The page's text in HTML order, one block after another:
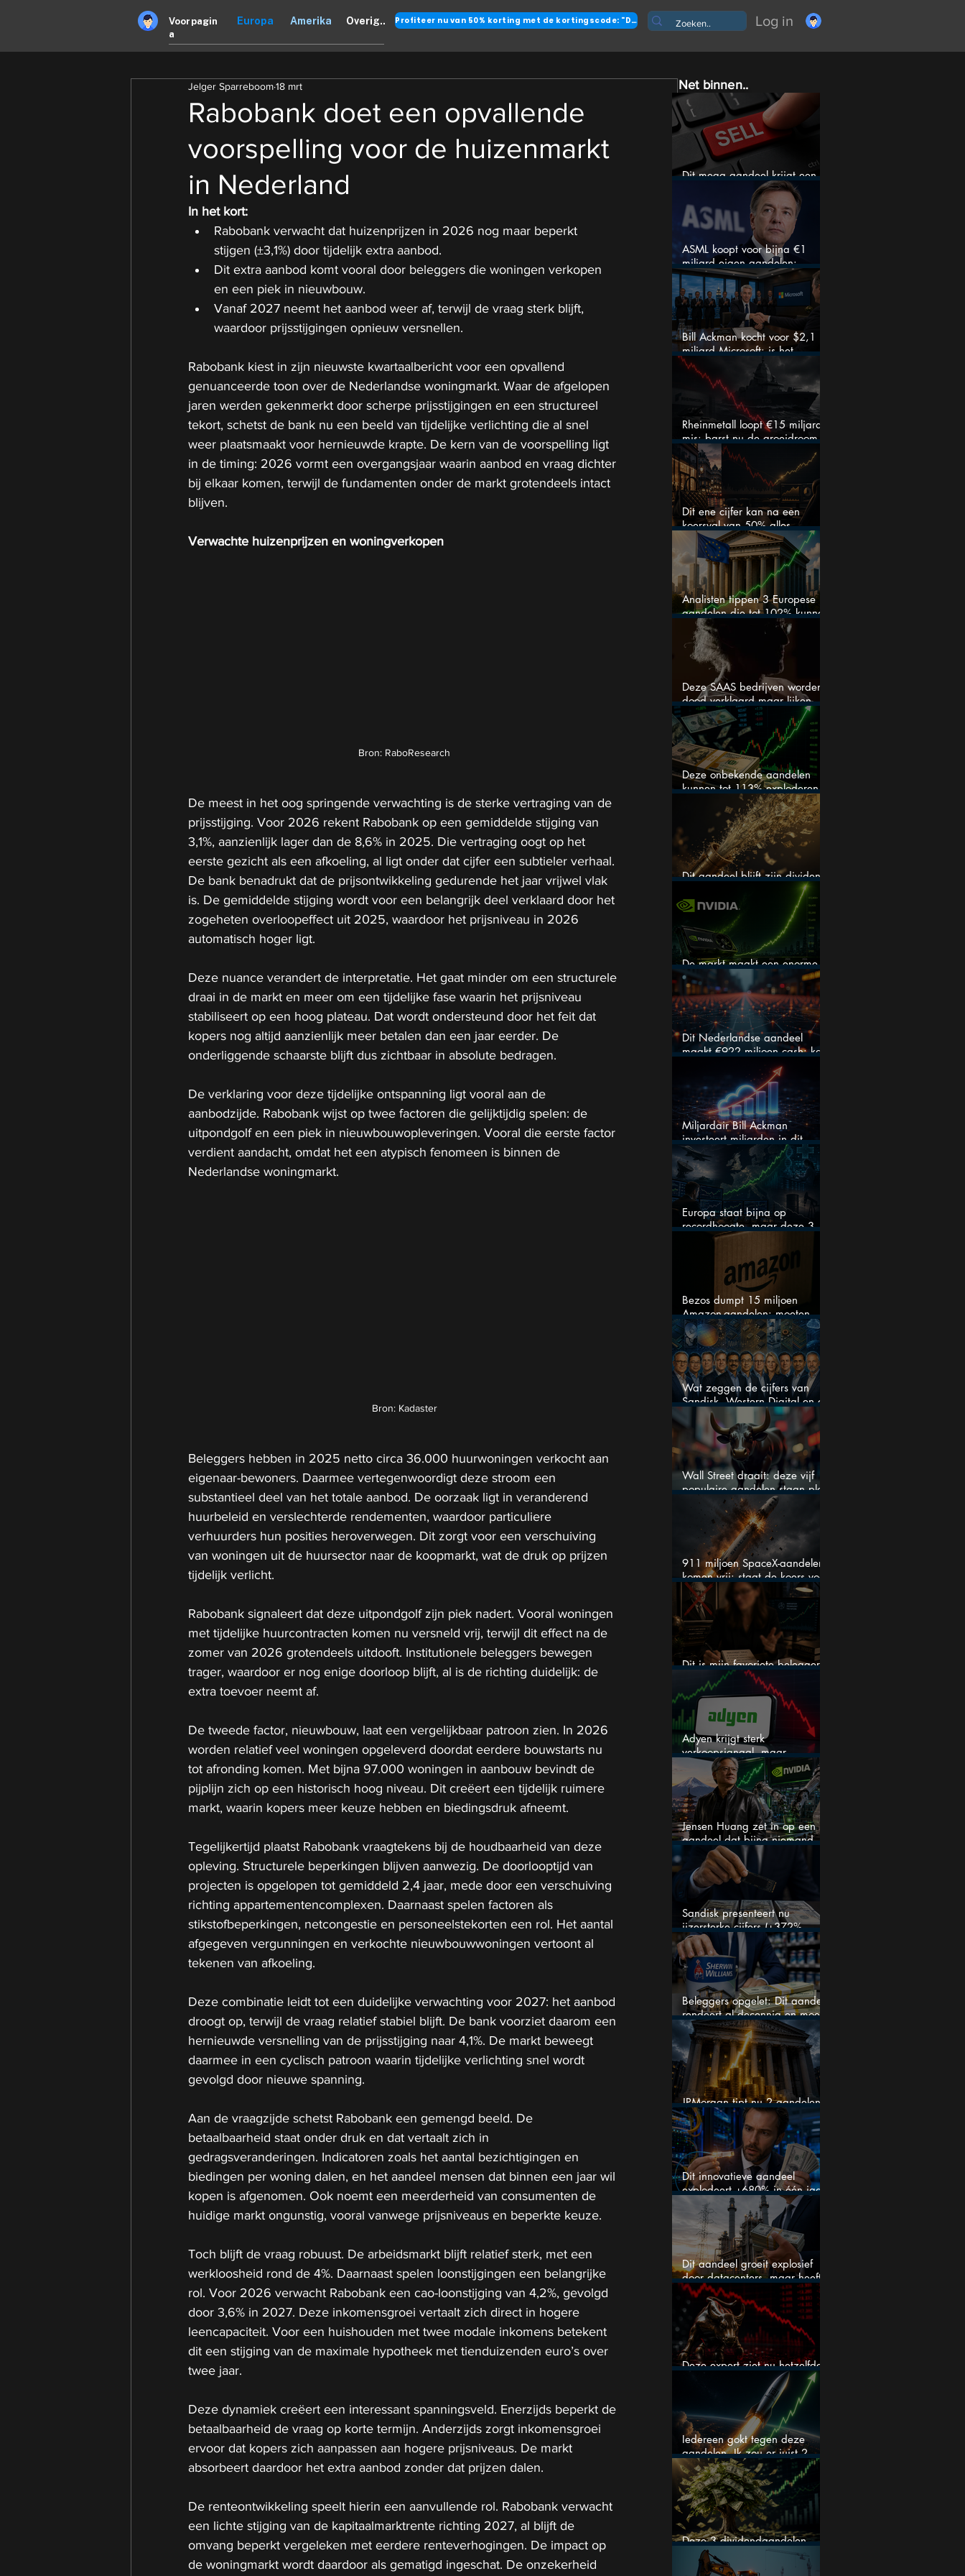
Voorpagin
a
Europa Amerika Overig.. Profiteer nu van 50% korting met de kortingscode: "DANK" Log in
Rabobank doet een opvallende
voorspelling voor de huizenmarkt
in Nederland
Jelger Sparreboom18 mrt
In het kort:
Rabobank verwacht dat huizenprijzen in 2026 nog maar beperkt
stijgen (±3,1%) door tijdelijk extra aanbod.
Dit extra aanbod komt vooral door beleggers die woningen verkopen
en een piek in nieuwbouw.
Vanaf 2027 neemt het aanbod weer af, terwijl de vraag sterk blijft,
waardoor prijsstijgingen opnieuw versnellen.
Rabobank kiest in zijn nieuwste kwartaalbericht voor een opvallend
genuanceerde toon over de Nederlandse woningmarkt. Waar de afgelopen
jaren werden gekenmerkt door scherpe prijsstijgingen en een structureel
tekort, schetst de bank nu een beeld van tijdelijke verlichting die al snel
weer plaatsmaakt voor hernieuwde krapte. De kern van de voorspelling ligt
in de timing: 2026 vormt een overgangsjaar waarin aanbod en vraag dichter
bij elkaar komen, terwijl de fundamenten onder de markt grotendeels intact
blijven.
Verwachte huizenprijzen en woningverkopen
Bron: RaboResearch
De meest in het oog springende verwachting is de sterke vertraging van de
prijsstijging. Voor 2026 rekent Rabobank op een gemiddelde stijging van
3,1%, aanzienlijk lager dan de 8,6% in 2025. Die vertraging oogt op het
eerste gezicht als een afkoeling, al ligt onder dat cijfer een subtieler verhaal.
De bank benadrukt dat de prijsontwikkeling gedurende het jaar vrijwel vlak
is. De gemiddelde stijging wordt voor een belangrijk deel verklaard door het
zogeheten overloopeffect uit 2025, waardoor het prijsniveau in 2026
automatisch hoger ligt.
Deze nuance verandert de interpretatie. Het gaat minder om een structurele
draai in de markt en meer om een tijdelijke fase waarin het prijsniveau
stabiliseert op een hoog plateau. Dat wordt ondersteund door het feit dat
kopers nog altijd aanzienlijk meer betalen dan een jaar eerder. De
onderliggende schaarste blijft dus zichtbaar in absolute bedragen.
De verklaring voor deze tijdelijke ontspanning ligt vooral aan de
aanbodzijde. Rabobank wijst op twee factoren die gelijktijdig spelen: de
uitpondgolf en een piek in nieuwbouwopleveringen. Vooral die eerste factor
verdient aandacht, omdat het een atypisch fenomeen is binnen de
Nederlandse woningmarkt.
Bron: Kadaster
Beleggers hebben in 2025 netto circa 36.000 huurwoningen verkocht aan
eigenaar-bewoners. Daarmee vertegenwoordigt deze stroom een
substantieel deel van het totale aanbod. De oorzaak ligt in veranderend
huurbeleid en verslechterde rendementen, waardoor particuliere
verhuurders hun posities heroverwegen. Dit zorgt voor een verschuiving
van woningen uit de huursector naar de koopmarkt, wat de druk op prijzen
tijdelijk verlicht.
Rabobank signaleert dat deze uitpondgolf zijn piek nadert. Vooral woningen
met tijdelijke huurcontracten komen nu versneld vrij, terwijl dit effect na de
zomer van 2026 grotendeels uitdooft. Institutionele beleggers bewegen
trager, waardoor er nog enige doorloop blijft, al is de richting duidelijk: de
extra toevoer neemt af.
De tweede factor, nieuwbouw, laat een vergelijkbaar patroon zien. In 2026
worden relatief veel woningen opgeleverd doordat eerdere bouwstarts nu
tot afronding komen. Met bijna 97.000 woningen in aanbouw bevindt de
pijplijn zich op een historisch hoog niveau. Dit creëert een tijdelijk ruimere
markt, waarin kopers meer keuze hebben en biedingsdruk afneemt.
Tegelijkertijd plaatst Rabobank vraagtekens bij de houdbaarheid van deze
opleving. Structurele beperkingen blijven aanwezig. De doorlooptijd van
projecten is opgelopen tot gemiddeld 2,4 jaar, mede door een verschuiving
richting appartementencomplexen. Daarnaast spelen factoren als
stikstofbeperkingen, netcongestie en personeelstekorten een rol. Het aantal
afgegeven vergunningen en verkochte nieuwbouwwoningen vertoont al
tekenen van afkoeling.
Deze combinatie leidt tot een duidelijke verwachting voor 2027: het aanbod
droogt op, terwijl de vraag relatief stabiel blijft. De bank voorziet daarom een
hernieuwde versnelling van de prijsstijging naar 4,1%. De markt beweegt
daarmee in een cyclisch patroon waarin tijdelijke verlichting snel wordt
gevolgd door nieuwe spanning.
Aan de vraagzijde schetst Rabobank een gemengd beeld. De
betaalbaarheid staat onder druk en dat vertaalt zich in
gedragsveranderingen. Indicatoren zoals het aantal bezichtigingen en
biedingen per woning dalen, en het aandeel mensen dat binnen een jaar wil
kopen is afgenomen. Ook noemt een meerderheid van consumenten de
huidige markt ongunstig, vooral vanwege prijsniveaus en beperkte keuze.
Toch blijft de vraag robuust. De arbeidsmarkt blijft relatief sterk, met een
werkloosheid rond de 4%. Daarnaast spelen loonstijgingen een belangrijke
rol. Voor 2026 verwacht Rabobank een cao-loonstijging van 4,2%, gevolgd
door 3,6% in 2027. Deze inkomensgroei vertaalt zich direct in hogere
leencapaciteit. Voor een huishouden met twee modale inkomens betekent
dit een stijging van de maximale hypotheek met tienduizenden euro’s over
twee jaar.
Deze dynamiek creëert een interessant spanningsveld. Enerzijds beperkt de
betaalbaarheid de vraag op korte termijn. Anderzijds zorgt inkomensgroei
ervoor dat kopers zich aanpassen aan hogere prijsniveaus. De markt
absorbeert daardoor het extra aanbod zonder dat prijzen dalen.
De renteontwikkeling speelt hierin een aanvullende rol. Rabobank verwacht
een lichte stijging van de kapitaalmarktrente richting 2027, al blijft de
omvang beperkt vergeleken met eerdere renteverhogingen. De impact op
de woningmarkt wordt daardoor als gematigd ingeschat. De onzekerheid
Net binnen..
Dit mega aandeel krijgt een
zeldzaam verkoopadvies
ASML koopt voor bijna €1
miljard eigen aandelen:
slimme zet of dure timing?
Bill Ackman kocht voor $2,1
miljard Microsoft: is het
aandeel na de koerssprong
nog aantrekkelijk?
Rheinmetall loopt €15 miljard
mis: barst nu de groeidroom
van het defensiebedrijf?
Dit ene cijfer kan na een
koersval van 50% alles
veranderen
Analisten tippen 3 Europese
aandelen die tot 102% kunnen
stijgen
Deze SAAS bedrijven worden
dood verklaard maar lijken
springlevend
Deze onbekende aandelen
kunnen tot 113% exploderen
(één springt eruit)
Dit aandeel blijft zijn dividend
verhogen, wat er ook gebeurt
De markt maakt een enorme
fout bij Nvidia
Dit Nederlandse aandeel
maakt €922 miljoen cash: kan
dit dividendaandeel blijven
Miljardair Bill Ackman
investeert miljarden in dit
techaandeel
Europa staat bijna op
recordhoogte, maar deze 3
sectoren vallen nu op
Bezos dumpt 15 miljoen
Amazon-aandelen: moeten
beleggers zich zorgen maken?
Wat zeggen de cijfers van
Sandisk, Western Digital en de
AI-Infrastructuur aandelen mij
werkelijk
Wall Street draait: deze vijf
populaire aandelen staan plots
onder spanning
911 miljoen SpaceX-aandelen
komen vrij: staat de koers voor
een nieuwe crash?
Dit is mijn favoriete belegger…
en het is niet Warren Buffett
Adyen krijgt sterk
verkoopsignaal, maar
analisten zien juist een
koopkans
Jensen Huang zet in op een
aandeel dat bijna niemand
Sandisk presenteert nu
ijzersterke cijfers (+372%
omzetgroei), toch zakt het
aandeel weg
Beleggers opgelet: Dit aandeel
rendeert al decennia en moet
op je watchlist staan!
JPMorgan tipt nu 2 aandelen
voor augustus
Dit innovatieve aandeel
explodeert +680% in één jaar
en blijft maar stijgen
Dit aandeel groeit explosief
door datacenters, maar heeft
tientallen miljarden nodig
Deze expert ziet nu hetzelfde
als voor de crash van 1987
Iedereen gokt tegen deze
aandelen. Ik zou er juist 2
kopen
Deze 3 dividendaandelen
kunnen binnenkort flink stijgen